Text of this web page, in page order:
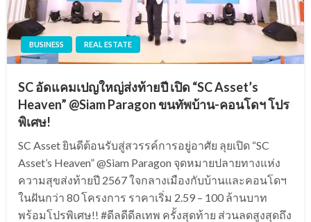
BUSINESS REAL ESTATE
SC อัดแคมเปญใหญ่ส่งท้ายปี เปิด “SC Asset’s
Heaven” @Siam Paragon ขนทัพบ้าน-คอนโดฯ โปร
พิเศษ!
SC Asset ยินดีต้อนรับสู่สวรรค์การอยู่อาศัย ลุยเปิด “SC
Asset’s Heaven” @Siam Paragon จุดหมายปลายทางแห่ง
ความสุขส่งท้ายปี 2567 ใจกลางเมืองกับบ้านและคอนโดฯ
ในฝันกว่า 80 โครงการ ราคาเริ่ม 2.59 – 100 ล้านบาท
พร้อมโปรพิเศษ!! #ดีลดีดีลเทพ ครั้งสุดท้าย ส่วนลดสูงสุดถึง